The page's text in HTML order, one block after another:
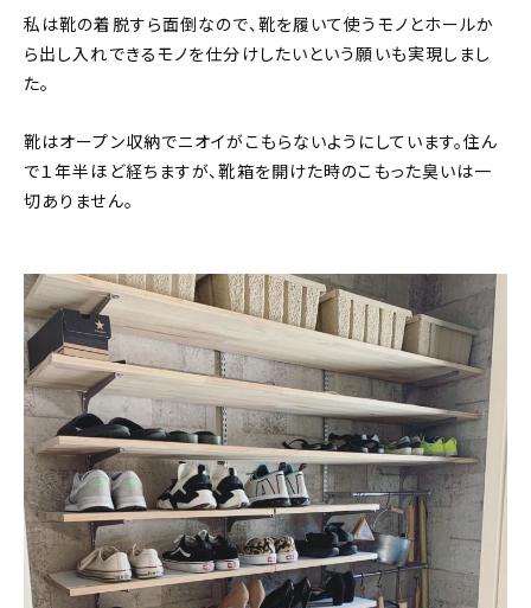
私は靴の着脱すら面倒なので、靴を履いて使うモノとホールか
ら出し入れできるモノを仕分けしたいという願いも実現しまし
た。
靴はオープン収納でニオイがこもらないようにしています。住ん
で１年半ほど経ちますが、靴箱を開けた時のこもった臭いは一
切ありません。